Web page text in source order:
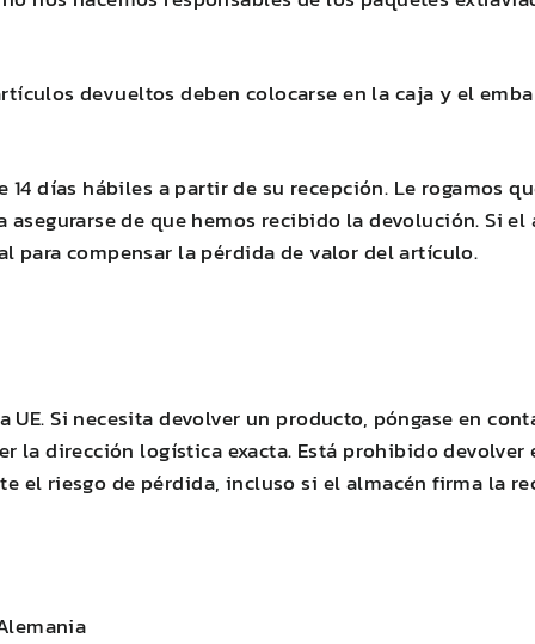
devueltos deben colocarse en la caja y el
14 días hábiles a partir de su recepción. Le rogamos
de que hemos recibido la devolución. Si
para compensar la pérdida de valor del artículo.
Si necesita devolver un producto, póngase en
la dirección logística exacta. Está prohibido
el riesgo de pérdida, incluso si el almacén firma la